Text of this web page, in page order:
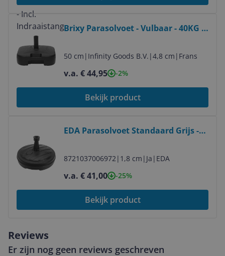
Brixy Parasolvoet - Vulbaar - 40KG -
- Kunststof - Antraciet
50 cm | Infinity Goods B.V. |4,8 cm | Frans
v.a. € 44,95 -2%
Bekijk product
Bekijk product
EDA Parasolvoet Standaard Grijs -
8721037006972| 1,8 cm | Ja | EDA
v.a. € 41,00 -25%
Bekijk product
Reviews
Er zijn nog geen reviews geschreven